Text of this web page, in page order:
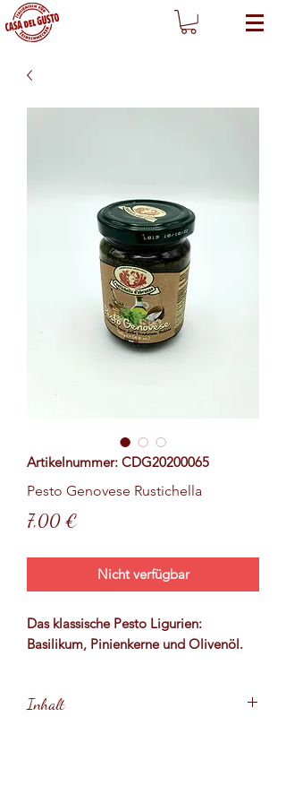
Artikelnummer: CDG20200065
Pesto Genovese Rustichella
7,00 €
Nicht verfügbar
Das klassische Pesto Ligurien:
Basilikum, Pinienkerne und Olivenöl.
Inhalt